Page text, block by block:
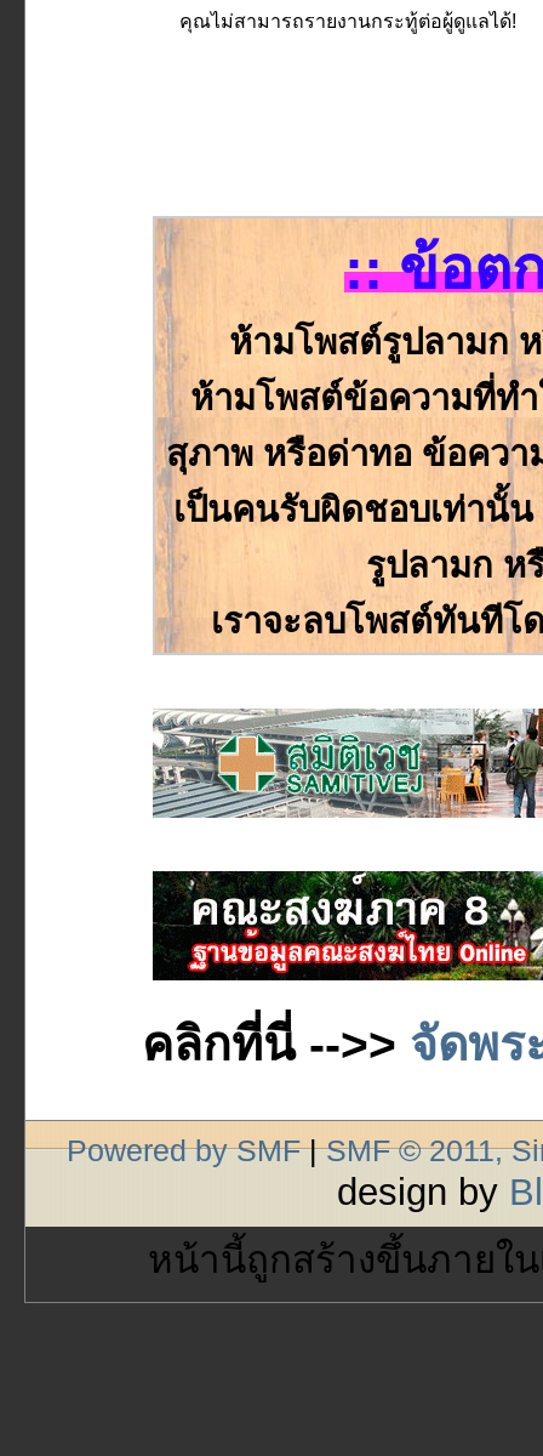
คุณไม่สามารถรายงานกระทู้ต่อผู้ดูแลได้!
:: ข้อต
ห้ามโพสต์รูปลามก
ห้ามโพสต์ข้อความที่ทำ
สุภาพ หรือด่าทอ ข้อควา
เป็นคนรับผิดชอบเท่านั้น
รูปลามก ห
เราจะลบโพสต์ทันทีโ
คลิกที่นี่ -->> จัดพร
Powered by SMF|SMF © 2011,
design by
หน้านี้ถูกสร้างขึ้นภายใ